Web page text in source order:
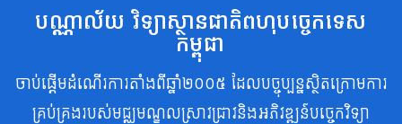
បណ្ណាល័យ វិទ្យាស្ថានជាតិពហុបច្ចេកទេស
កម្ពុជា
ចាប់ផ្តើមដំណើរការតាំងពីឆ្នាំ២០០៥ ដែលបច្ចុប្បន្នស្ថិតក្រោមការ
គ្រប់គ្រងរបស់មជ្ឈមណ្ឌលស្រាវជ្រាវនិងអភិវឌ្ឍន៍បច្ចេកវិទ្យា